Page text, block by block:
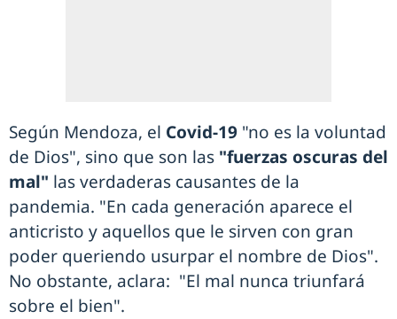
Según Mendoza, el Covid-19 "no es la voluntad
de Dios", sino que son las "fuerzas oscuras del
mal" las verdaderas causantes de la
pandemia. "En cada generación aparece el
anticristo y aquellos que le sirven con gran
poder queriendo usurpar el nombre de Dios".
No obstante, aclara: "El mal nunca triunfará
sobre el bien".